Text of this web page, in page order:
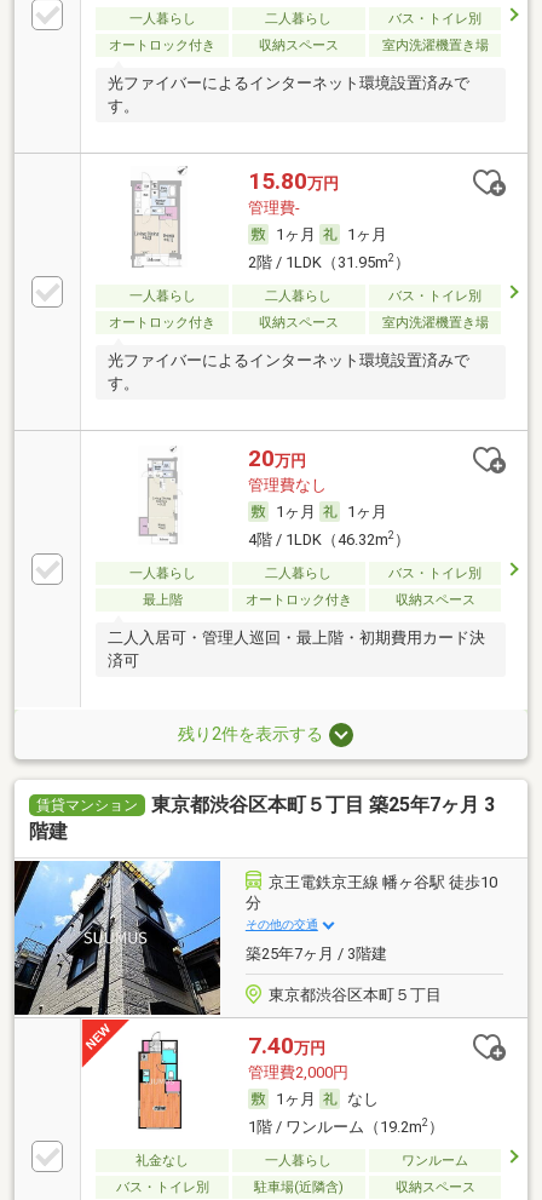
一人暮らし 二人暮らし
バス・トイレ別
オートロック付き
収納スペース 室内洗濯機置き場
光ファイバーによるインターネット環境設置済みで
す。
15.80万円
管理費-
1ヶ月
1ヶ月
2階 / 1LDK（31.95m2）
一人暮らし 二人暮らし
バス・トイレ別
オートロック付き
収納スペース 室内洗濯機置き場
光ファイバーによるインターネット環境設置済みで
す。
20万円
管理費なし
1ヶ月
1ヶ月
4階 / 1LDK（46.32m2）
一人暮らし 二人暮らし
バス・トイレ別
最上階
オートロック付き 収納スペース
二人入居可・管理人巡回・最上階・初期費用カード決
済可
残り2件を表示する
賃貸マンション
東京都渋谷区本町５丁目 築25年7ヶ月 3
階建
京王電鉄京王線 幡ヶ谷駅 徒歩10
分
その他の交通
築25年7ヶ月 / 3階建
東京都渋谷区本町５丁目
7.40万円
管理費2,000円
1ヶ月
なし
1階 / ワンルーム（19.2m2）
礼金なし 一人暮らし
ワンルーム
バス・トイレ別
駐車場(近隣含) 収納スペース